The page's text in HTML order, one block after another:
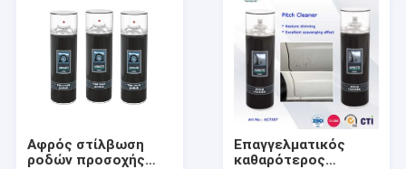
Αφρός στίλβωση
ροδών προσοχής
Επαγγελματικός
καθαρότερος